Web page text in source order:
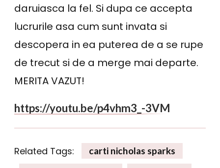
daruiasca la fel. Si dupa ce accepta
lucrurile asa cum sunt invata si
descopera in ea puterea de a se rupe
de trecut si de a merge mai departe.
MERITA VAZUT!
https://youtu.be/p4vhm3_-3VM
Related Tags:
carti nicholas sparks